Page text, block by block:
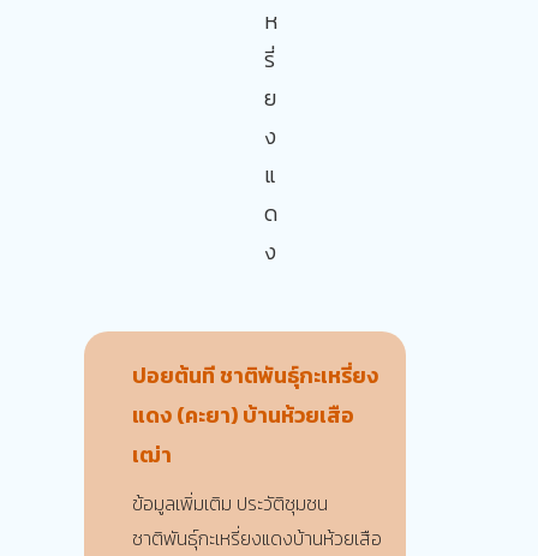
ห
รี่
ย
ง
แ
ด
ง
ปอยต้นที ชาติพันธุ์กะเหรี่ยง
แดง (คะยา) บ้านห้วยเสือ
เฒ่า
ข้อมูลเพิ่มเติม ประวัติชุมชน
ชาติพันธุ์กะเหรี่ยงแดงบ้านห้วยเสือ